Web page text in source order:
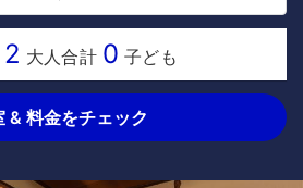
2 大人合計 0 子ども
& 料金をチェック